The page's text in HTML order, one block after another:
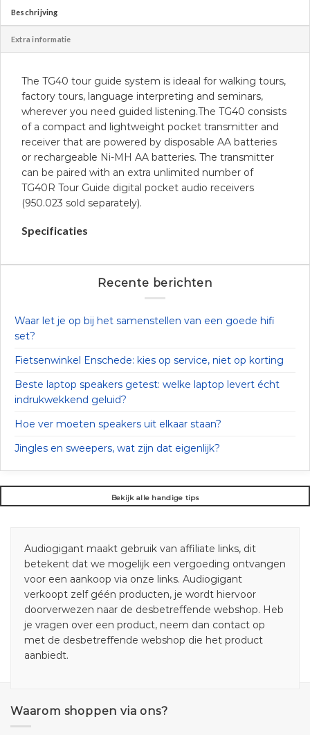
Beschrijving
Extra informatie
The TG40 tour guide system is ideaal for walking tours,
factory tours, language interpreting and seminars,
wherever you need guided listening.The TG40 consists
of a compact and lightweight pocket transmitter and
receiver that are powered by disposable AA batteries
or rechargeable Ni-MH AA batteries. The transmitter
can be paired with an extra unlimited number of
TG40R Tour Guide digital pocket audio receivers
(950.023 sold separately).
Specificaties
Recente berichten
Waar let je op bij het samenstellen van een goede hifi
set?
Fietsenwinkel Enschede: kies op service, niet op korting
Beste laptop speakers getest: welke laptop levert écht
indrukwekkend geluid?
Hoe ver moeten speakers uit elkaar staan?
Jingles en sweepers, wat zijn dat eigenlijk?
Bekijk alle handige tips
Audiogigant maakt gebruik van affiliate links, dit
betekent dat we mogelijk een vergoeding ontvangen
voor een aankoop via onze links. Audiogigant
verkoopt zelf géén producten, je wordt hiervoor
doorverwezen naar de desbetreffende webshop. Heb
je vragen over een product, neem dan contact op
met de desbetreffende webshop die het product
aanbiedt.
Waarom shoppen via ons?